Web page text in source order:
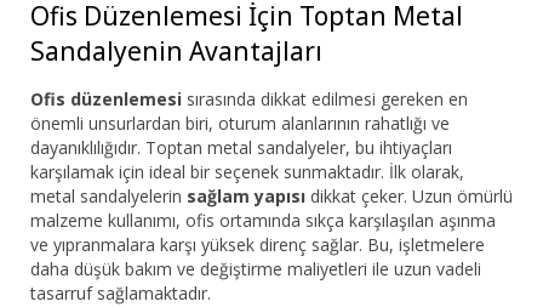
Ofis Düzenlemesi İçin Toptan Metal
Sandalyenin Avantajları
Ofis düzenlemesi sırasında dikkat edilmesi gereken en
önemli unsurlardan biri, oturum alanlarının rahatlığı ve
dayanıklılığıdır. Toptan metal sandalyeler, bu ihtiyaçları
karşılamak için ideal bir seçenek sunmaktadır. İlk olarak,
metal sandalyelerin sağlam yapısı dikkat çeker. Uzun ömürlü
malzeme kullanımı, ofis ortamında sıkça karşılaşılan aşınma
ve yıpranmalara karşı yüksek direnç sağlar. Bu, işletmelere
daha düşük bakım ve değiştirme maliyetleri ile uzun vadeli
tasarruf sağlamaktadır.